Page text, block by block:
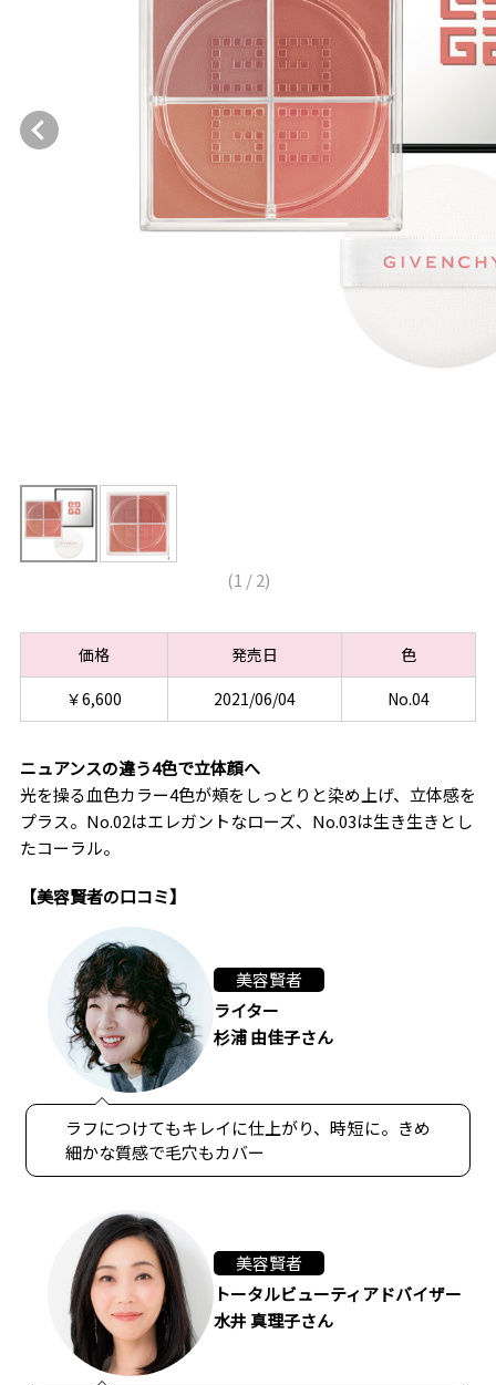
(1 /2)
価格 発売日
色
￥6,600
2021/06/04 No.04
ニュアンスの違う4色で立体顔へ
光を操る血色カラー4色が頰をしっとりと染め上げ、立体感を
プラス。No.02はエレガントなローズ、No.03は生き生きとし
たコーラル。
【美容賢者の口コミ】
美容賢者
ライター
杉浦 由佳子さん
ラフにつけてもキレイに仕上がり、時短に。きめ
細かな質感で毛穴もカバー
美容賢者
トータルビューティアドバイザー
水井 真理子さん